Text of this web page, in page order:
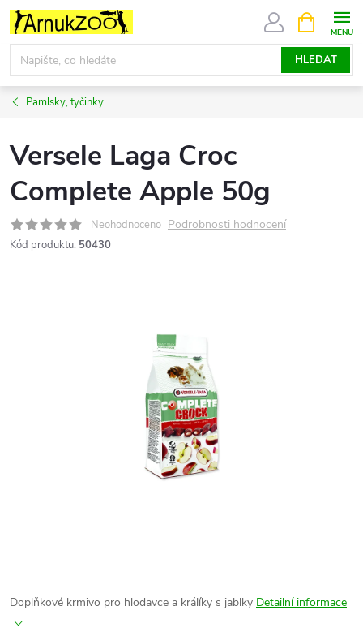
Přejít
obsah
HLEDAT
NÁKUPNÍ
KOŠÍK
Pamlsky, tyčinky
Versele Laga Croc
Complete Apple 50g
Neohodnoceno Podrobnosti hodnocení
Kód produktu: 50430
Doplňkové krmivo pro hlodavce a králíky s jablky Detailní informace